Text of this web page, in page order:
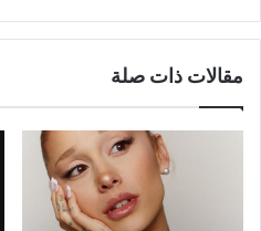
مقالات ذات صلة